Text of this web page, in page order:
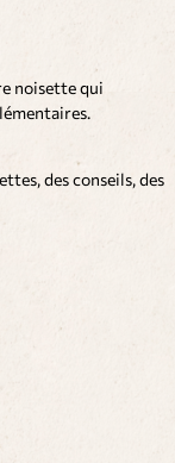
noisette qui
des conseils, des